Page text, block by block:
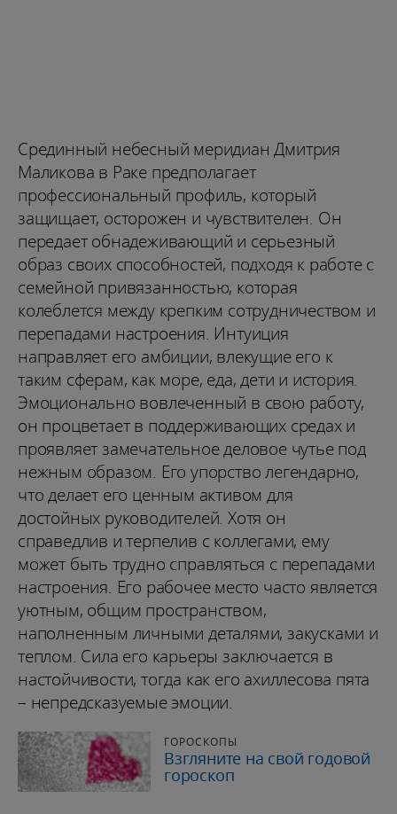
Срединный небесный меридиан Дмитрия
Маликова в Раке предполагает
профессиональный профиль, который
защищает, осторожен и чувствителен. Он
передает обнадеживающий и серьезный
образ своих способностей, подходя к работе с
семейной привязанностью, которая
колеблется между крепким сотрудничеством и
перепадами настроения. Интуиция
направляет его амбиции, влекущие его к
таким сферам, как море, еда, дети и история.
Эмоционально вовлеченный в свою работу,
он процветает в поддерживающих средах и
проявляет замечательное деловое чутье под
нежным образом. Его упорство легендарно,
что делает его ценным активом для
достойных руководителей. Хотя он
справедлив и терпелив с коллегами, ему
может быть трудно справляться с перепадами
настроения. Его рабочее место часто является
уютным, общим пространством,
наполненным личными деталями, закусками и
теплом. Сила его карьеры заключается в
настойчивости, тогда как его ахиллесова пята
– непредсказуемые эмоции.
ГОРОСКОПЫ
Взгляните на свой годовой
гороскоп